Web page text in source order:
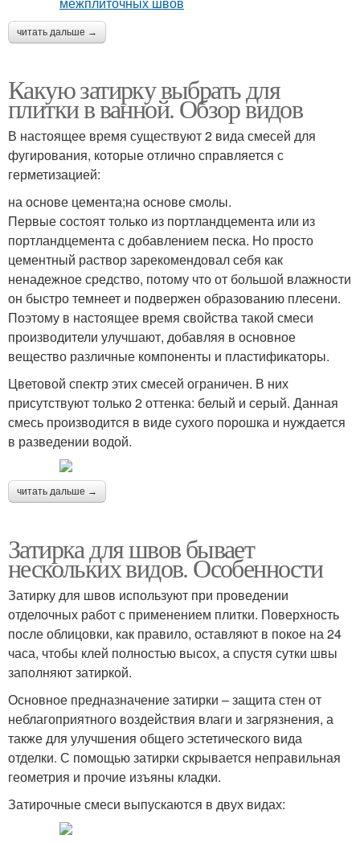
читать дальше →
Какую затирку выбрать для
плитки в ванной. Обзор видов
В настоящее время существуют 2 вида смесей для
фугирования, которые отлично справляется с
герметизацией:
на основе цемента;на основе смолы.
Первые состоят только из портландцемента или из
портландцемента с добавлением песка. Но просто
цементный раствор зарекомендовал себя как
ненадежное средство, потому что от большой влажности
он быстро темнеет и подвержен образованию плесени.
Поэтому в настоящее время свойства такой смеси
производители улучшают, добавляя в основное
вещество различные компоненты и пластификаторы.
Цветовой спектр этих смесей ограничен. В них
присутствуют только 2 оттенка: белый и серый. Данная
смесь производится в виде сухого порошка и нуждается
в разведении водой.
читать дальше →
Затирка для швов бывает
нескольких видов. Особенности
Затирку для швов используют при проведении
отделочных работ с применением плитки. Поверхность
после облицовки, как правило, оставляют в покое на 24
часа, чтобы клей полностью высох, а спустя сутки швы
заполняют затиркой.
Основное предназначение затирки – защита стен от
неблагоприятного воздействия влаги и загрязнения, а
также для улучшения общего эстетического вида
отделки. С помощью затирки скрывается неправильная
геометрия и прочие изъяны кладки.
Затирочные смеси выпускаются в двух видах: